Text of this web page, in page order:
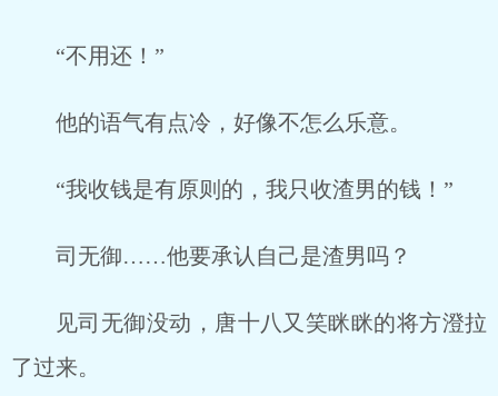
“不用还！”
他的语气有点冷，好像不怎么乐意。
“我收钱是有原则的，我只收渣男的钱！”
司无御……他要承认自己是渣男吗？
见司无御没动，唐十八又笑眯眯的将方澄拉
了过来。